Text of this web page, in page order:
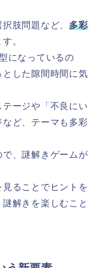
肢問題など、多彩
。
になっているの
した隙間時間に気
ージや「不良にい
ど、テーマも多彩
、謎解きゲームが
ることでヒントを
解きを楽しむこと